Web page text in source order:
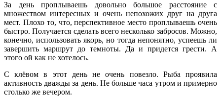
За день проплываешь довольно большое расстояние с
множеством интересных и очень непохожих друг на друга
мест. Плохо то, что, перспективное место проплываешь очень
быстро. Получается сделать всего несколько забросов. Можно,
конечно, использовать якорь, но тогда непонятно, успеешь ли
завершить маршрут до темноты. Да и придется грести. А
этого ой как не хотелось.
С клёвом в этот день не очень повезло. Рыба проявила
активность дважды за день. Не больше часа утром и примерно
столько же вечером.